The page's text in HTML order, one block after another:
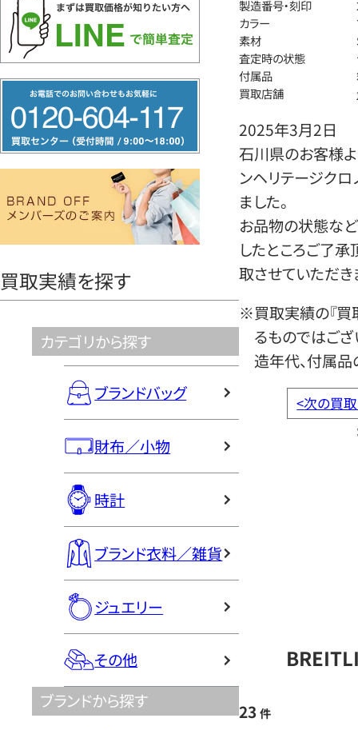
リ
ー
ヤ
買取実績を探す
カテゴリから探す
ブランドバッグ
財布／小物
時計
ブランド衣料／雑貨
ジュエリー
その他
ブランドから探す
製造番号・刻印
カラー
素材
査定時の状態
付属品
買取店舗
2025年3月2日
石川県のお客様よ
ンヘリテージク
ました。
お品物の状態など
したところご了
取させていただき
※買取実績の『買
るものではござ
造年代、付属品
<次の買
23 件